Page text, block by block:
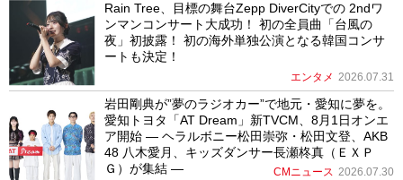
Rain Tree、目標の舞台Zepp DiverCityでの 2ndワ
ンマンコンサート大成功！ 初の全員曲「台風の
夜」初披露！ 初の海外単独公演となる韓国コンサ
ートも決定！
エンタメ 2026.07.31
岩田剛典が”夢のラジオカー”で地元・愛知に夢を。
愛知トヨタ「AT Dream」新TVCM、8月1日オンエ
ア開始 ― ヘラルボニー松田崇弥・松田文登、AKB
48 八木愛月、キッズダンサー長瀬柊真（ＥＸＰ
Ｇ）が集結 ―
CMニュース 2026.07.30